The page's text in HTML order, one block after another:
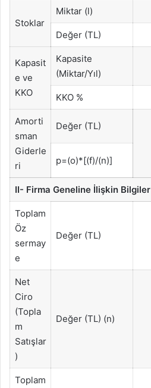
Stoklar
Miktar (l)
Değer (TL)
Kapasit
e ve
KKO
Kapasite
(Miktar/Yıl)
KKO %
Amorti
sman
Giderle
ri
Değer (TL)
p=(o)*[(f)/(n)]
II- Firma Geneline İlişkin Bilgiler
Toplam
Öz
sermay
e
Değer (TL)
Net
Ciro
(Topla
m
Satışlar
)
Değer (TL) (n)
Toplam